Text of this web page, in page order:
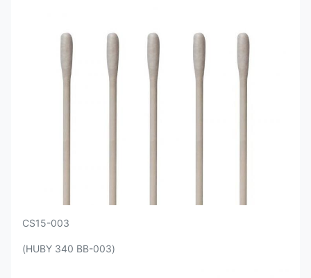
CS15-003
(HUBY 340 BB-003)